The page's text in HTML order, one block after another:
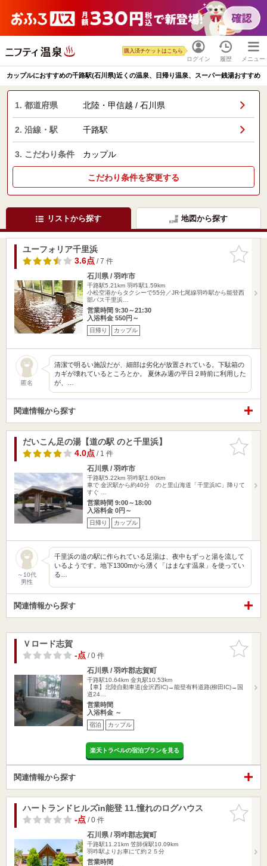
ログイン
購入済チケットはこちら
履歴 メニュー
カップルにおすすめの千路駅(石川県)近くの温泉、日帰り温泉、スーパー銭湯おすすめ
1. 都道府県 北陸・甲信越 / 石川県
2. 沿線・駅 千路駅
3. こだわり条件 カップル
こだわり条件を変更する
リストから探す 地図から探す
お気に入
りに追加
ユーフォリア千里浜
3.6点/ 7 件
石川県 / 羽咋市
千路駅5.21km 羽咋駅1.59km
小松空港からタクシーで55分／JR七尾線羽咋駅から能登西
部バス千里浜…
営業時間 9:30～21:30
入浴料金 550円～
日帰り カップル
匿名
清潔で明るい施設だが、細部は劣化が放置されている。下駄箱の
カギが壊れているところとか。 夏休み週の平日２時前に利用した
が、…
関連情報から探す
お気に入
りに追加
だいこん足の湯【道の駅 のと千里浜】
4.0点/ 1 件
石川県 / 羽咋市
千路駅5.22km 羽咋駅1.60km
車で 金沢駅から約40分 のと里山海道「千里浜IC」降りて
すぐ …
営業時間 9:00～18:00
入浴料金 0円～
日帰り カップル
～10代
男性
千里浜の道の駅に作られている足湯は、夜中もずっと湯を流して
いるようです。地下1300mから湧く「はまなす温泉」を使ってい
る…
関連情報から探す
お気に入
りに追加
Ｖロード志賀
-点/ 0 件
石川県 / 羽咋郡志賀町
千路駅10.64km 金丸駅10.53km
【車】北陸自動車道(金沢西IC)→能登有料道路(柳田IC)→国
道24…
営業時間
入浴料金 ～
宿泊 カップル
楽天トラベルの宿泊プランを見る
関連情報から探す
お気に入
りに追加
ハートランドヒルズin能登 11.憧れのログハウス
-点/ 0 件
石川県 / 羽咋郡志賀町
千路駅11.21km 笠師保駅10.09km
羽咋駅よりお車にて約２５分
営業時間